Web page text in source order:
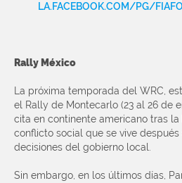
LA.FACEBOOK.COM/PG/
Rally México
La próxima temporada del WRC,
el Rally de Montecarlo (23 al 26 de
cita en continente americano tras la
conflicto social que se vive
decisiones del gobierno local.
Sin embargo, en los últimos días,